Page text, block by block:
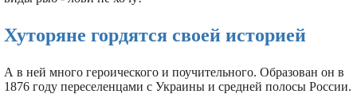
Хуторяне гордятся своей историей
А в ней много героического и поучительного. Образован он в
1876 году переселенцами с Украины и средней полосы России.